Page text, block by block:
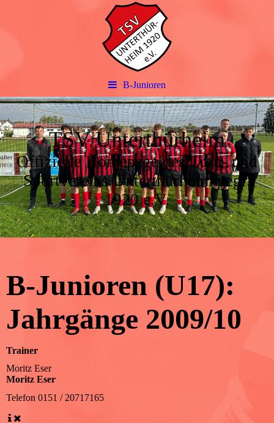
B-Junioren
TSV Unterthürheim
Offizielle Homepage des Turn- und
Sportvereins Unterthürheim gegr.
1920 e.V.
B-Junioren (U17):
Jahrgänge 2009/10
Trainer
Moritz Eser
Moritz Eser
Telefon 0151 / 20717165